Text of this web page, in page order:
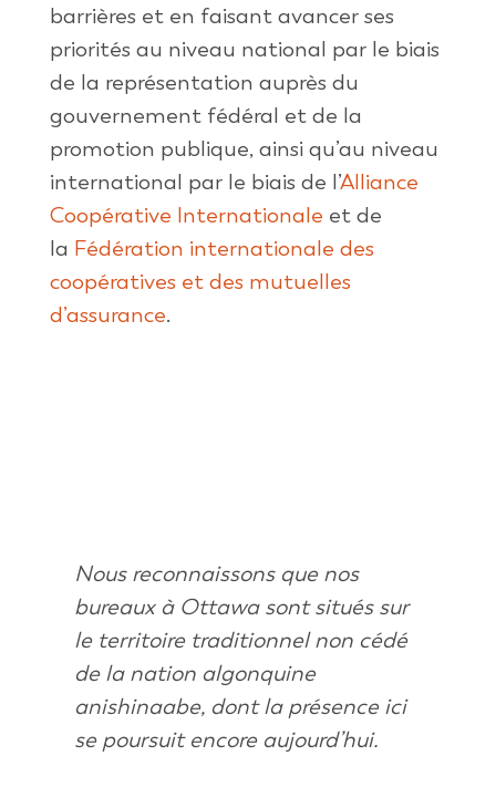
barrières et en faisant avancer ses
priorités au niveau national par le biais
de la représentation auprès du
gouvernement fédéral et de la
promotion publique, ainsi qu’au niveau
international par le biais de l’Alliance
Coopérative Internationale et de
la Fédération internationale des
coopératives et des mutuelles
d’assurance.
Nous reconnaissons que nos
bureaux à Ottawa sont situés sur
le territoire traditionnel non cédé
de la nation algonquine
anishinaabe, dont la présence ici
se poursuit encore aujourd’hui.